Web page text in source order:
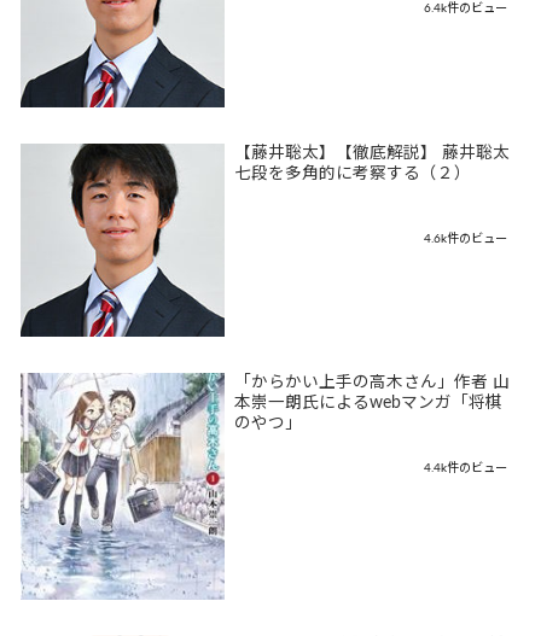
6.4k件のビュー
【藤井聡太】【徹底解説】 藤井聡太
七段を多角的に考察する（２）
4.6k件のビュー
「からかい上手の高木さん」作者 山
本崇一朗氏によるwebマンガ「将棋
のやつ」
4.4k件のビュー